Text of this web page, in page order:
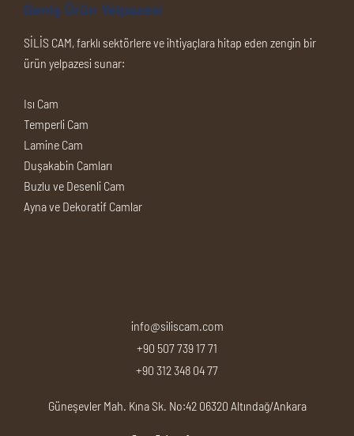
Geniş Ürün Yelpazesi
SİLİS CAM, farklı sektörlere ve ihtiyaçlara hitap eden zengin bir
ürün yelpazesi sunar:
Isı Cam
Temperli Cam
Lamine Cam
Duşakabin Camları
Buzlu ve Desenli Cam
Ayna ve Dekoratif Camlar
info@siliscam.com
+90 507 739 17 71
+90 312 348 04 77
Güneşevler Mah. Kına Sk. No:42 06320 Altındağ/Ankara